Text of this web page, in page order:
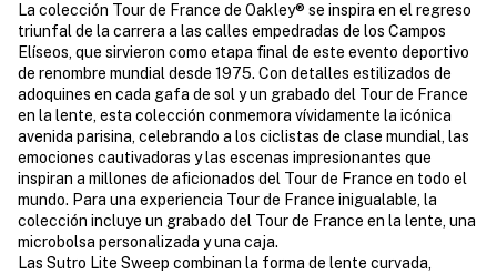
La colección Tour de France de Oakley® se inspira en el regreso
triunfal de la carrera a las calles empedradas de los Campos
Elíseos, que sirvieron como etapa final de este evento deportivo
de renombre mundial desde 1975. Con detalles estilizados de
adoquines en cada gafa de sol y un grabado del Tour de France
en la lente, esta colección conmemora vívidamente la icónica
avenida parisina, celebrando a los ciclistas de clase mundial, las
emociones cautivadoras y las escenas impresionantes que
inspiran a millones de aficionados del Tour de France en todo el
mundo. Para una experiencia Tour de France inigualable, la
colección incluye un grabado del Tour de France en la lente, una
microbolsa personalizada y una caja.
Las Sutro Lite Sweep combinan la forma de lente curvada,